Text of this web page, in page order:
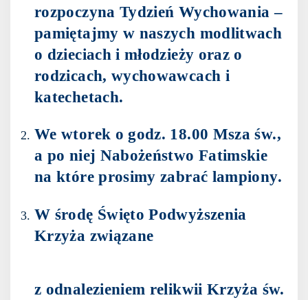
rozpoczyna Tydzień Wychowania –
pamiętajmy w naszych modlitwach
o dzieciach i młodzieży oraz o
rodzicach, wychowawcach i
katechetach.
We wtorek o godz. 18.00 Msza św.,
a po niej Nabożeństwo Fatimskie
na które prosimy zabrać lampiony.
W środę Święto Podwyższenia
Krzyża związane
z odnalezieniem relikwii Krzyża św.